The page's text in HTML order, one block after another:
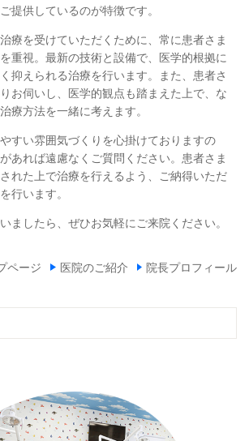
提供しているのが特徴です。
療を受けていただくために、常に患者さま
重視。最新の技術と設備で、医学的根拠に
抑えられる治療を行います。また、患者さ
お伺いし、医学的観点も踏まえた上で、な
療方法を一緒に考えます。
すい雰囲気づくりを心掛けておりますの
あれば遠慮なくご質問ください。患者さま
れた上で治療を行えるよう、ご納得いただ
行います。
ましたら、ぜひお気軽にご来院ください。
ページ 医院のご紹介 院長プロフィール